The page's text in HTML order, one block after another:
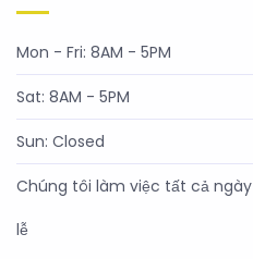
Mon - Fri: 8AM - 5PM
Sat: 8AM - 5PM
Sun: Closed
Chúng tôi làm việc tất cả ngày
lễ